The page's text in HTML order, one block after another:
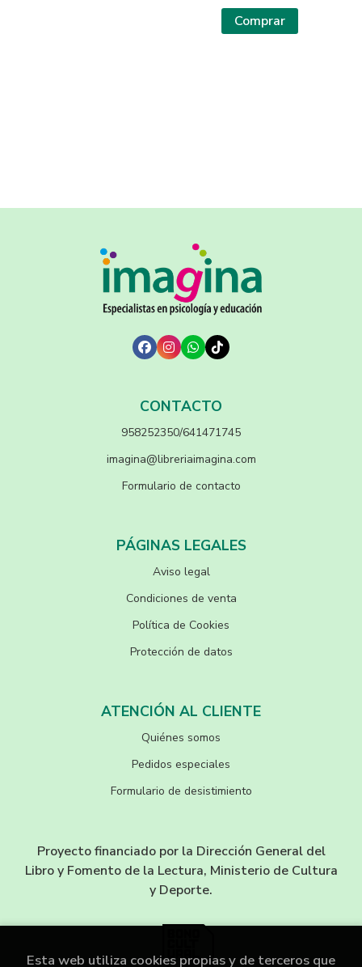
Comprar
CONTACTO
958252350/641471745
imagina@libreriaimagina.com
Formulario de contacto
PÁGINAS LEGALES
Aviso legal
Condiciones de venta
Política de Cookies
Protección de datos
ATENCIÓN AL CLIENTE
Quiénes somos
Pedidos especiales
Formulario de desistimiento
Proyecto financiado por la Dirección General del
Libro y Fomento de la Lectura, Ministerio de Cultura
y Deporte.
Esta web utiliza cookies propias y de terceros que